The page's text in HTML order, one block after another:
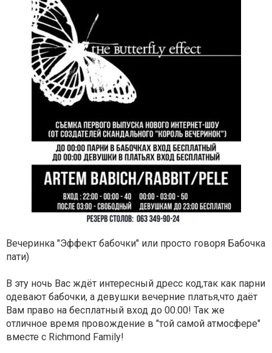
Вечеринка "Эффект бабочки" или просто говоря Бабочка
пати)
В эту ночь Вас ждёт интересный дресс код,так как парни
одевают бабочки, а девушки вечерние платья,что даёт
Вам право на бесплатный вход до 00.00! Так же
отличное время провождение в "той самой атмосфере"
вместе с Richmond Family!